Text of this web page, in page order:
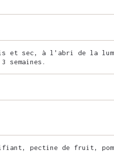
et sec, à l'abri de la
semaines.
pectine de fruit,